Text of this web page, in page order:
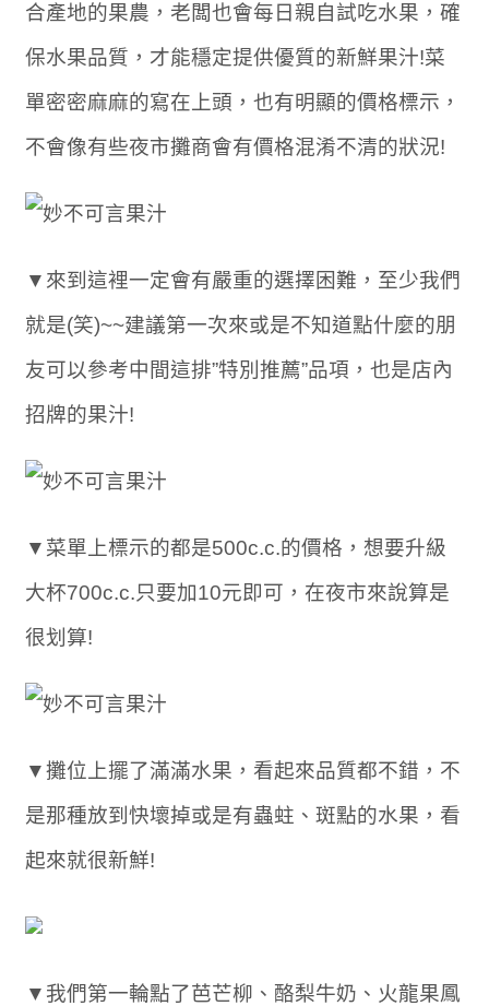
合產地的果農，老闆也會每日親自試吃水果，確
保水果品質，才能穩定提供優質的新鮮果汁!菜
單密密麻麻的寫在上頭，也有明顯的價格標示，
不會像有些夜市攤商會有價格混淆不清的狀況!
▼來到這裡一定會有嚴重的選擇困難，至少我們
就是(笑)~~建議第一次來或是不知道點什麼的朋
友可以參考中間這排”特別推薦”品項，也是店內
招牌的果汁!
▼菜單上標示的都是500c.c.的價格，想要升級
大杯700c.c.只要加10元即可，在夜市來說算是
很划算!
▼攤位上擺了滿滿水果，看起來品質都不錯，不
是那種放到快壞掉或是有蟲蛀、斑點的水果，看
起來就很新鮮!
▼我們第一輪點了芭芒柳、酪梨牛奶、火龍果鳳